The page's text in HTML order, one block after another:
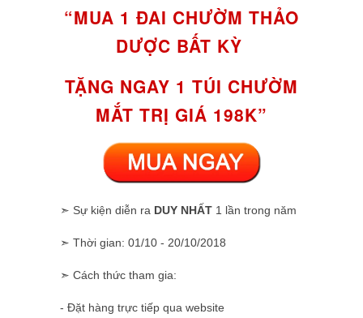
“MUA 1 ĐAI CHƯỜM THẢO
DƯỢC BẤT KỲ
TẶNG NGAY 1 TÚI CHƯỜM
MẮT TRỊ GIÁ 198K”
➣ Sự kiện diễn ra DUY NHẤT 1 lần trong năm
➣ Thời gian: 01/10 - 20/10/2018
➣ Cách thức tham gia:
- Đặt hàng trực tiếp qua website